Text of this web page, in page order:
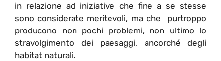
in relazione ad iniziative che fine a se stesse
sono considerate meritevoli, ma che purtroppo
producono non pochi problemi, non ultimo lo
stravolgimento dei paesaggi, ancorché degli
habitat naturali.